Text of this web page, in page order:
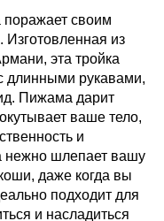
своим
Изготовленная из
эта тройка
длинными рукавами,
Пижама дарит
ваше тело,
и
нежно шлепает вашу
даже когда вы
подходит для
и насладиться